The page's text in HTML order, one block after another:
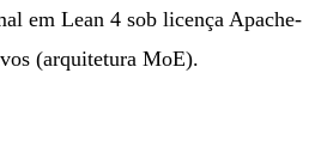
em Lean 4 sob licença Apache-
(arquitetura MoE).